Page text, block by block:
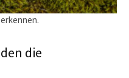
die